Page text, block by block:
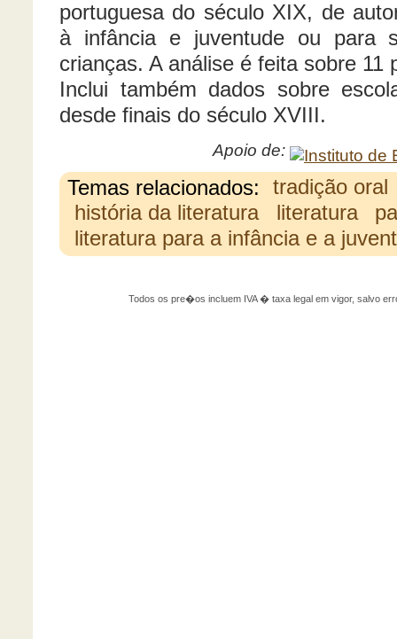
portuguesa do século XIX, de
à infância e juventude ou para
crianças. A análise é feita sobre 11
Inclui também dados sobre
desde finais do século XVIII.
Apoio de:
Temas relacionados:
tradição oral
história da literatura
literatura
literatura para a infância e a
Todos os pre�os incluem IVA � taxa legal em vigor, salvo